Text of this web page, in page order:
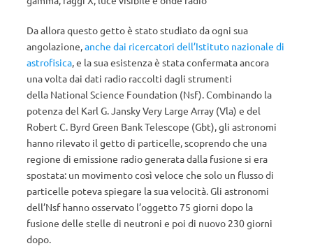
Da allora questo getto è stato studiato da ogni sua
angolazione,anche dai ricercatori dell’Istituto nazionale di
astrofisica, e la sua esistenza è stata confermata ancora
una volta dai dati radio raccolti dagli strumenti
della National Science Foundation (Nsf). Combinando la
potenza del Karl G. Jansky Very Large Array (Vla) e del
Robert C. Byrd Green Bank Telescope (Gbt), gli astronomi
hanno rilevato il getto di particelle, scoprendo che una
regione di emissione radio generata dalla fusione si era
spostata: un movimento così veloce che solo un flusso di
particelle poteva spiegare la sua velocità. Gli astronomi
dell’Nsf hanno osservato l’oggetto 75 giorni dopo la
fusione delle stelle di neutroni e poi di nuovo 230 giorni
dopo.